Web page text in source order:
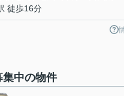
徒歩16分
中の物件